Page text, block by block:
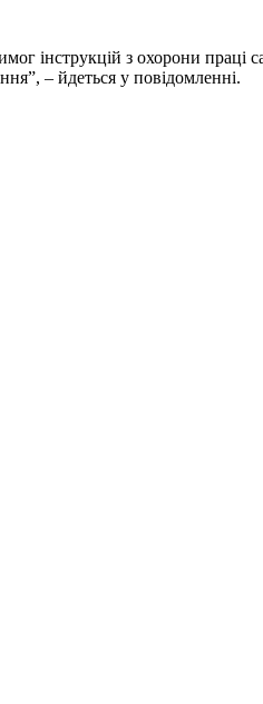
інструкцій з охорони
– йдеться у повідомленні.